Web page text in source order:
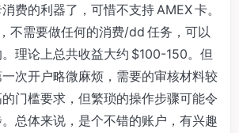
费的利器了，可惜不支持 AMEX 卡。
不需要做任何的消费/dd 任务，可以
理论上总共收益大约 $100-150。但
次开户略微麻烦，需要的审核材料较
门槛要求，但繁琐的操作步骤可能令
总体来说，是个不错的账户，有兴趣